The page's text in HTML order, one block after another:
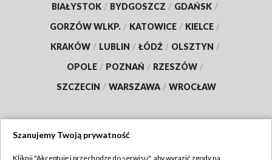
BIAŁYSTOK / BYDGOSZCZ / GDAŃSK /
GORZÓW WLKP. / KATOWICE / KIELCE /
KRAKÓW / LUBLIN / ŁÓDŹ / OLSZTYN /
OPOLE / POZNAŃ / RZESZÓW /
SZCZECIN / WARSZAWA / WROCŁAW
Szanujemy Twoją prywatność
Kliknij "Akceptuję i przechodzę do serwisu", aby wyrazić zgody na